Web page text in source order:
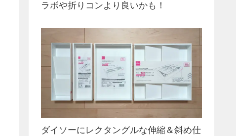
ラボや折りコンより良いかも！
ダイソーにレクタングルな伸縮＆斜め仕